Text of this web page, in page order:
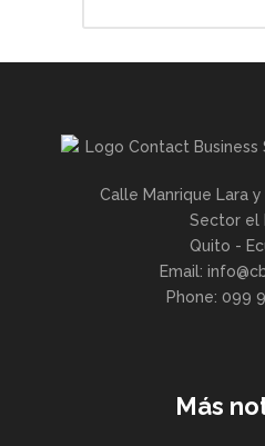
Calle Manrique Lara
Sector el
Quito -
Email:
Phone: 099
Más